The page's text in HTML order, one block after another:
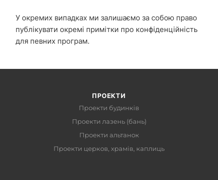
У окремих випадках ми залишаємо за собою право
публікувати окремі примітки про конфіденційність
для певних програм.
ПРОЕКТИ
Проекти будинків
Проекти лазень (бань)
Проекти альтанок
Проекти церков, храмів, каплиць